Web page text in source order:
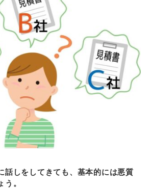
話しをしてきても、基本的には悪質
。